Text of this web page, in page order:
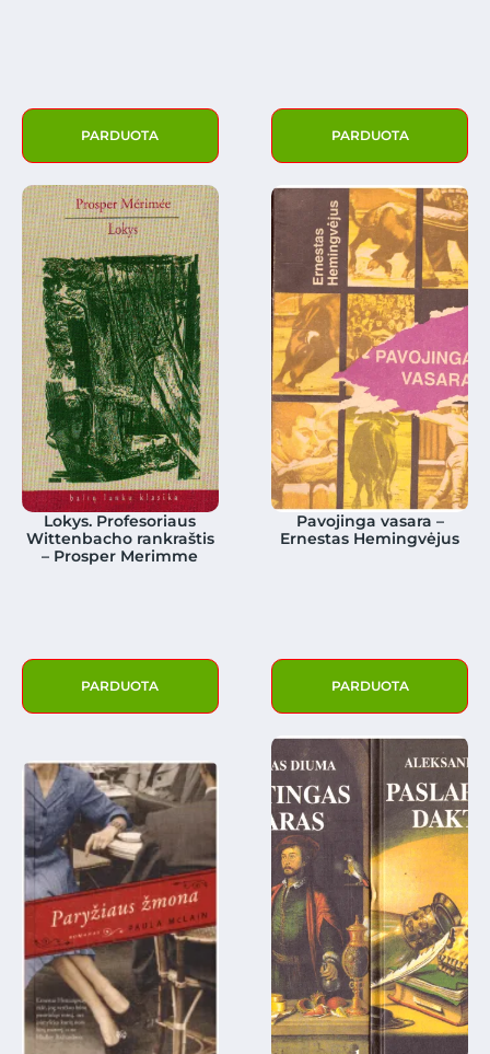
PARDUOTA PARDUOTA
Lokys. Profesoriaus
Wittenbacho rankraštis
– Prosper Merimme
PARDUOTA
Pavojinga vasara –
Ernestas Hemingvėjus
PARDUOTA